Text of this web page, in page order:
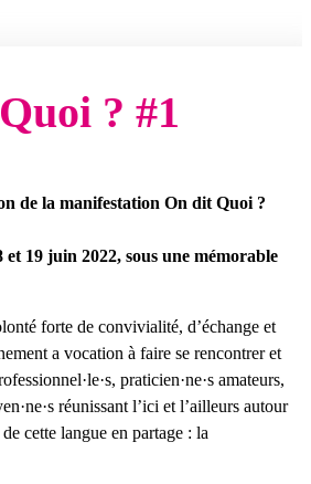
? #1
de la manifestation On dit Quoi ?
et 19 juin 2022, sous une mémorable
forte de convivialité, d’échange et
a vocation à faire se rencontrer et
praticien·ne·s amateurs,
réunissant l’ici et l’ailleurs autour
cette langue en partage : la